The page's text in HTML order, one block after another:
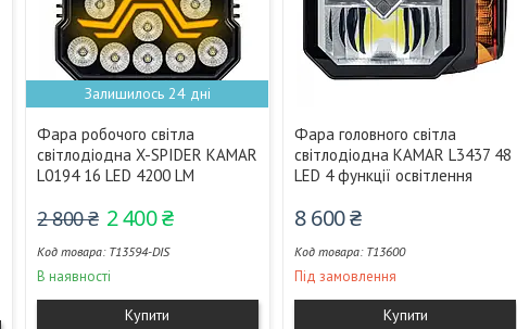
Залишилось 24 дні
Фара робочого світла
світлодіодна X-SPIDER KAMAR
L0194 16 LED 4200 LM
2 800 ₴ 2 400 ₴
T13594-DIS
В наявності
Купити
Фара головного світла
світлодіодна KAMAR L3437 48
LED 4 функції освітлення
8 600 ₴
T13600
Під замовлення
Купити